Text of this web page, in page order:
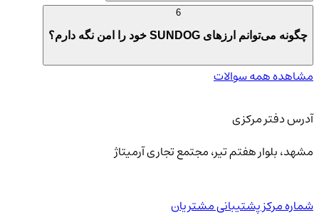
چگونه می‌توانم ارزهای SUNDOG خود را امن نگه دارم؟
مشاهده همه سوالات
آدرس دفتر مرکزی
مشهد، بلوار هفتم تیر، مجتمع تجاری آرمیتاژ
شماره مرکز پشتیبانی مشتریان